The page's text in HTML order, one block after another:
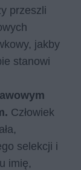
przeszli
jakby
stanowi
Człowiek
selekcji i
imię,